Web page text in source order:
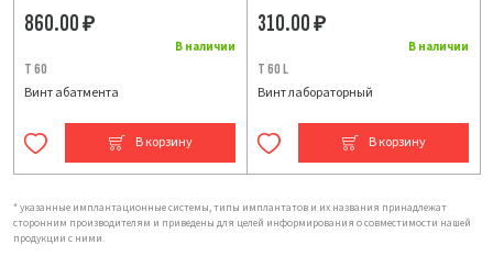
В наличии
860.00₽
T 60
Винт абатмента
В корзину
В наличии
310.00₽
T 60 L
Винт лабораторный
В корзину
* указанные имплантационные системы, типы имплантатов и их названия принадлежат
сторонним производителям и приведены для целей информирования о совместимости нашей
продукции с ними.